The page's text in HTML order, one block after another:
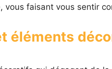
vous faisant vous sentir
éléments